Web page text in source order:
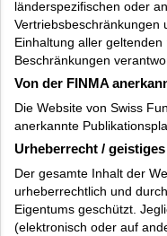
länderspezifischen oder
Vertriebsbeschränkungen
Einhaltung aller
Beschränkungen
Von der FINMA
Die Website von Swiss
anerkannte
Urheberrecht /
Der gesamte Inhalt der
urheberrechtlich und
Eigentums geschützt.
(elektronisch oder auf